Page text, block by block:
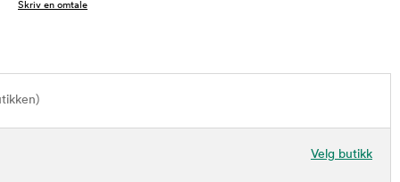
Skriv en omtale
Velg butikk